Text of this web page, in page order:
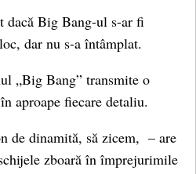
dacă Big Bang-ul s-ar fi
dar nu s-a întâmplat.
„Big Bang” transmite o
aproape fiecare detaliu.
de dinamită, să zicem, – are
zboară în împrejurimile